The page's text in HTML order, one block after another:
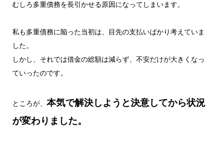
むしろ多重債務を長引かせる原因になってしまいます。
私も多重債務に陥った当初は、目先の支払いばかり考えていま
した。
しかし、それでは借金の総額は減らず、不安だけが大きくなっ
ていったのです。
ところが、 本気で解決しようと決意してから状況
が変わりました。